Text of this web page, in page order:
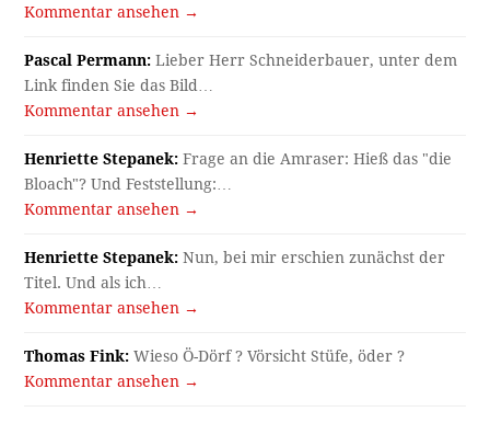
Kommentar ansehen →
Pascal Permann: Lieber Herr Schneiderbauer, unter dem
Link finden Sie das Bild…
Kommentar ansehen →
Henriette Stepanek: Frage an die Amraser: Hieß das "die
Bloach"? Und Feststellung:…
Kommentar ansehen →
Henriette Stepanek: Nun, bei mir erschien zunächst der
Titel. Und als ich…
Kommentar ansehen →
Thomas Fink: Wieso Ö-Dörf ? Vörsicht Stüfe, öder ?
Kommentar ansehen →